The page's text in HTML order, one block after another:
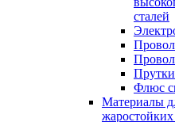
сталей
Флюс
Материалы
жаростойких